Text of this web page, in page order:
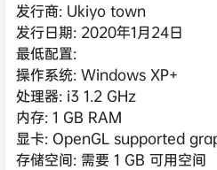
发行商: Ukiyo town
发行日期: 2020年1月24日
最低配置:
操作系统: Windows XP+
处理器: i3 1.2 GHz
内存: 1 GB RAM
显卡: OpenGL supported
存储空间: 需要 1 GB 可用空间